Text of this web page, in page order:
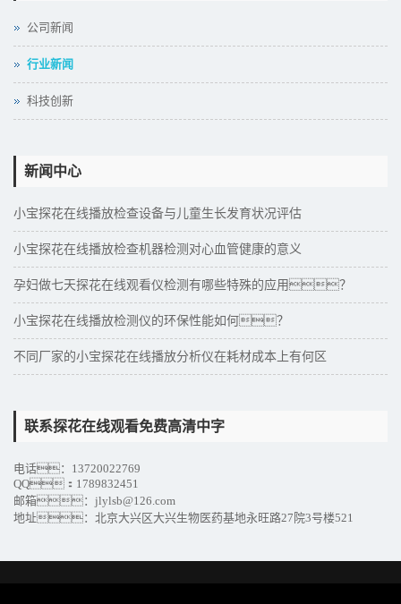
公司新闻
行业新闻
科技创新
新闻中心
小宝探花在线播放检查设备与儿童生长发育状况评估
小宝探花在线播放检查机器检测对心血管健康的意义
孕妇做七天探花在线观看仪检测有哪些特殊的应用？
小宝探花在线播放检测仪的环保性能如何？
不同厂家的小宝探花在线播放分析仪在耗材成本上有何区
联系探花在线观看免费高清中字
电话：13720022769
QQ：1789832451
邮箱：jlylsb@126.com
地址：北京大兴区大兴生物医药基地永旺路27院3号楼521